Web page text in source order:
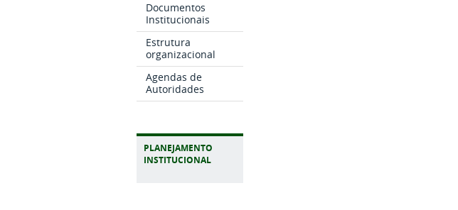
Documentos
Institucionais
Estrutura
organizacional
Agendas de
Autoridades
PLANEJAMENTO
INSTITUCIONAL